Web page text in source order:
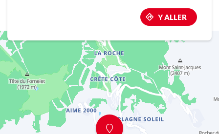
Y ALLER